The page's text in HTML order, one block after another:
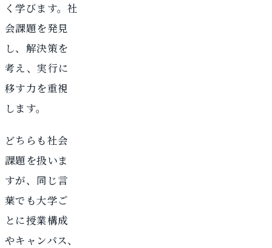
く学びます。社
会課題を発見
し、解決策を
考え、実行に
移す力を重視
します。
どちらも社会
課題を扱いま
すが、同じ言
葉でも大学ご
とに授業構成
やキャンパス、